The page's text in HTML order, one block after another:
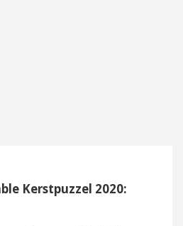
Kerstpuzzel 2020: